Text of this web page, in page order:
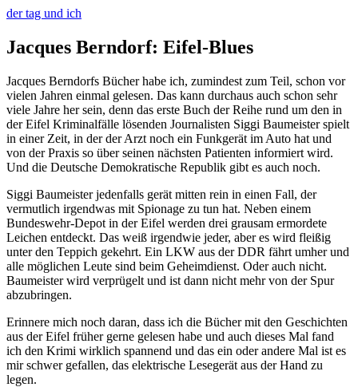
der tag und ich
Jacques Berndorf: Eifel-Blues
Jacques Berndorfs Bücher habe ich, zumindest zum Teil, schon vor
vielen Jahren einmal gelesen. Das kann durchaus auch schon sehr
viele Jahre her sein, denn das erste Buch der Reihe rund um den in
der Eifel Kriminalfälle lösenden Journalisten Siggi Baumeister spielt
in einer Zeit, in der der Arzt noch ein Funkgerät im Auto hat und
von der Praxis so über seinen nächsten Patienten informiert wird.
Und die Deutsche Demokratische Republik gibt es auch noch.
Siggi Baumeister jedenfalls gerät mitten rein in einen Fall, der
vermutlich irgendwas mit Spionage zu tun hat. Neben einem
Bundeswehr-Depot in der Eifel werden drei grausam ermordete
Leichen entdeckt. Das weiß irgendwie jeder, aber es wird fleißig
unter den Teppich gekehrt. Ein LKW aus der DDR fährt umher und
alle möglichen Leute sind beim Geheimdienst. Oder auch nicht.
Baumeister wird verprügelt und ist dann nicht mehr von der Spur
abzubringen.
Erinnere mich noch daran, dass ich die Bücher mit den Geschichten
aus der Eifel früher gerne gelesen habe und auch dieses Mal fand
ich den Krimi wirklich spannend und das ein oder andere Mal ist es
mir schwer gefallen, das elektrische Lesegerät aus der Hand zu
legen.